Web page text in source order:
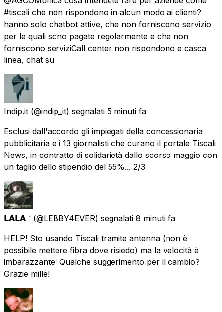
#tiscali che non rispondono in alcun modo ai clienti?
hanno solo chatbot attive, che non forniscono servizio
per le quali sono pagate regolarmente e che non
forniscono serviziCall center non rispondono e casca
linea, chat su
Indip.it (@indip_it) segnalati 5 minuti fa
Esclusi dall'accordo gli impiegati della concessionaria
pubblicitaria e i 13 giornalisti che curano il portale Tiscali
News, in contratto di solidarietà dallo scorso maggio con
un taglio dello stipendio del 55%... 2/3
𝗟𝗔𝗟𝗔  (@LEBBY4EVER) segnalati 8 minuti fa
HELP! Sto usando Tiscali tramite antenna (non è
possibile mettere fibra dove risiedo) ma la velocità è
imbarazzante! Qualche suggerimento per il cambio?
Grazie mille!